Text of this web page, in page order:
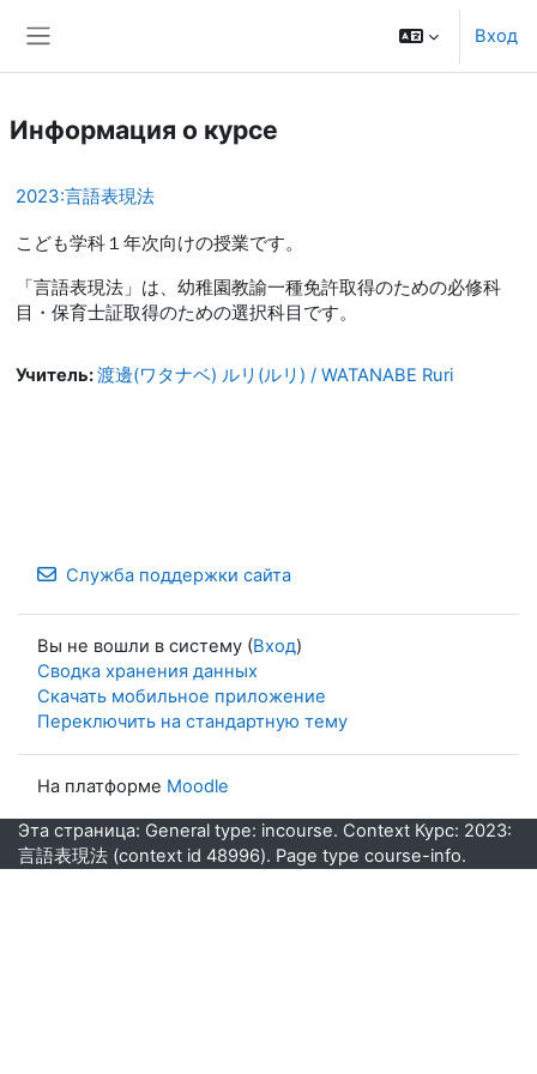
Вход
Информация о курсе
2023:言語表現法
こども学科１年次向けの授業です。
「言語表現法」は、幼稚園教諭一種免許取得のための必修科
目・保育士証取得のための選択科目です。
Учитель:渡邊(ワタナベ) ルリ(ルリ) / WATANABE Ruri
Служба поддержки сайта
Вы не вошли в систему (Вход)
Сводка хранения данных
Скачать мобильное приложение
Переключить на стандартную тему
На платформе Moodle
Эта страница: General type: incourse. Context Курс: 2023:
言語表現法 (context id 48996). Page type course-info.